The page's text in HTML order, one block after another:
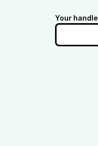
Your handle